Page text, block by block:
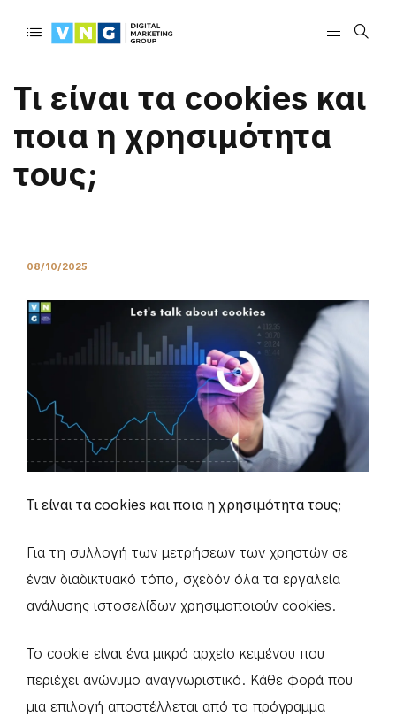
Τι είναι τα cookies και
ποια η χρησιμότητα
τους;
08/10/2025
Τι είναι τα cookies και ποια η χρησιμότητα τους;
Για τη συλλογή των μετρήσεων των χρηστών σε
έναν διαδικτυακό τόπο, σχεδόν όλα τα εργαλεία
ανάλυσης ιστοσελίδων χρησιμοποιούν cookies.
Το cookie είναι ένα μικρό αρχείο κειμένου που
περιέχει ανώνυμο αναγνωριστικό. Κάθε φορά που
μια επιλογή αποστέλλεται από το πρόγραμμα